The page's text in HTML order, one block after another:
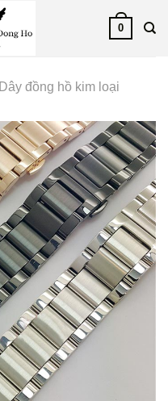
0
Dây đồng hồ kim loại